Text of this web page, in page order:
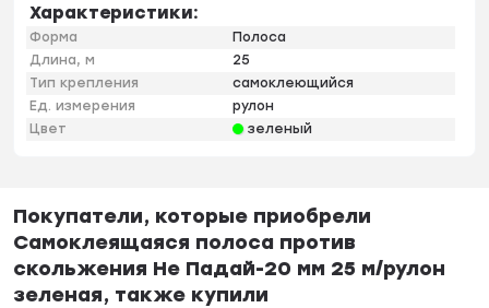
Характеристики:
Форма
Полоса
Длина, м
25
Тип крепления
самоклеющийся
Ед. измерения
рулон
Цвет
зеленый
Покупатели, которые приобрели
Самоклеящаяся полоса против
скольжения Не Падай-20 мм 25 м/рулон
зеленая, также купили